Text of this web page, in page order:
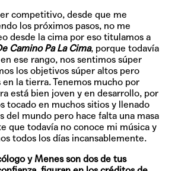
competitivo, desde que me
los próximos pasos, no me
desde la cima por eso titulamos a
Camino Pa La Cima, porque todavía
ese rango, nos sentimos súper
los objetivos súper altos pero
la tierra. Tenemos mucho por
está bien joven y en desarrollo, por
tocado en muchos sitios y llenado
del mundo pero hace falta una masa
que todavía no conoce mi música y
todos los días incansablemente.
y Menes son dos de tus